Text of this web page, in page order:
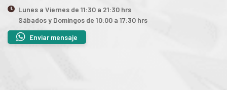
Lunes a Viernes de 11:30 a 21:30 hrs
Sábados y Domingos de 10:00 a 17:30 hrs
Enviar mensaje